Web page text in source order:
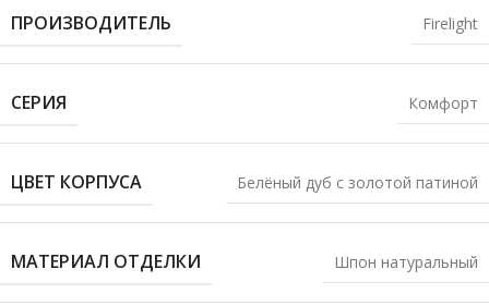
ПРОИЗВОДИТЕЛЬ Firelight
СЕРИЯ Комфорт
ЦВЕТ КОРПУСА Белёный дуб с золотой патиной
МАТЕРИАЛ ОТДЕЛКИ Шпон натуральный